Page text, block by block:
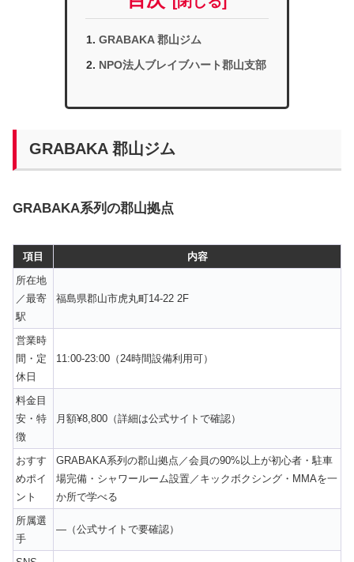
GRABAKA 郡山ジム
NPO法人ブレイブハート郡山支部
GRABAKA 郡山ジム
GRABAKA系列の郡山拠点
項目
内容
所在地
／最寄
駅
福島県郡山市虎丸町14-22 2F
営業時
間・定
休日
11:00-23:00（24時間設備利用可）
料金目
安・特
徴
月額¥8,800（詳細は公式サイトで確認）
おすす
めポイ
ント
GRABAKA系列の郡山拠点／会員の90%以上が初心者・駐車
場完備・シャワールーム設置／キックボクシング・MMAを一
か所で学べる
所属選
手
—（公式サイトで要確認）